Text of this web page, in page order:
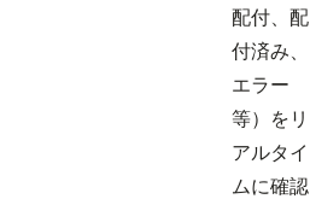
配付、配
付済み、
エラー
等）をリ
アルタイ
ムに確認